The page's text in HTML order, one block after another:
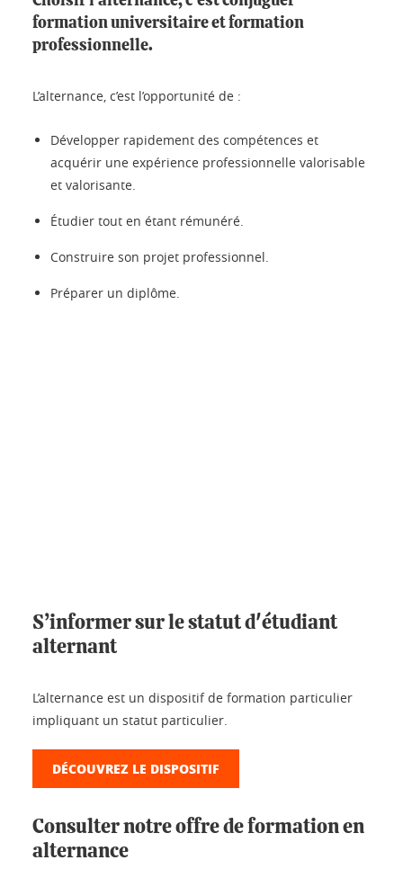
formation universitaire et formation
professionnelle.
L’alternance, c’est l’opportunité de :
Développer rapidement des compétences et
acquérir une expérience professionnelle valorisable
et valorisante.
Étudier tout en étant rémunéré.
Construire son projet professionnel.
Préparer un diplôme.
S’informer sur le statut d'étudiant
alternant
L’alternance est un dispositif de formation particulier
impliquant un statut particulier.
DÉCOUVREZ LE DISPOSITIF
Consulter notre offre de formation en
alternance